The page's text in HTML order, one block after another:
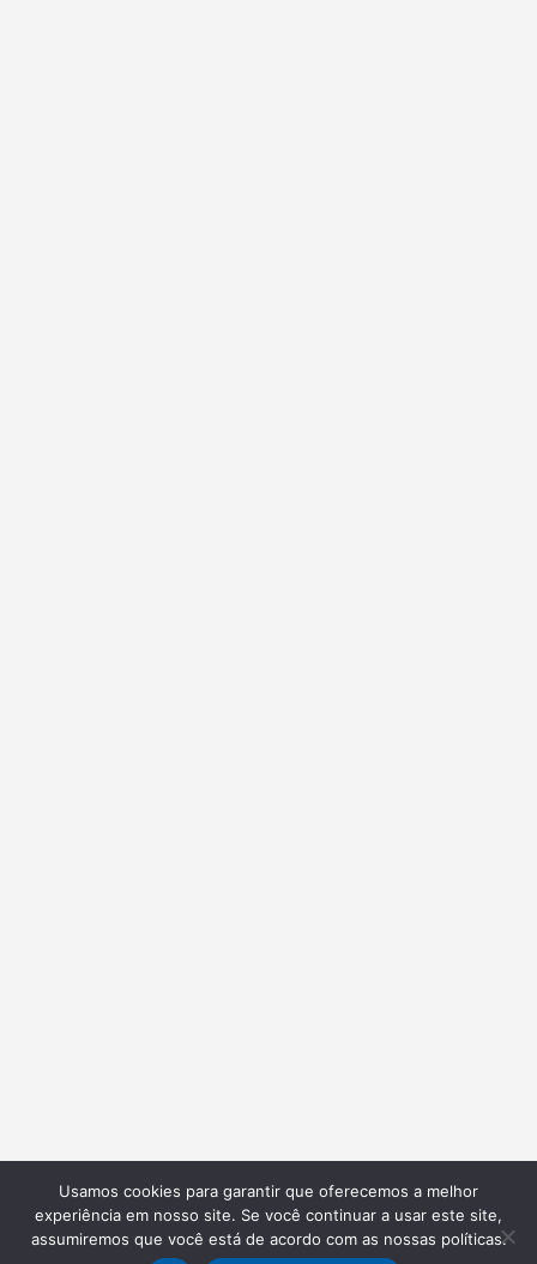
Usamos cookies para garantir que oferecemos a melhor
experiência em nosso site. Se você continuar a usar este site,
assumiremos que você está de acordo com as nossas políticas.